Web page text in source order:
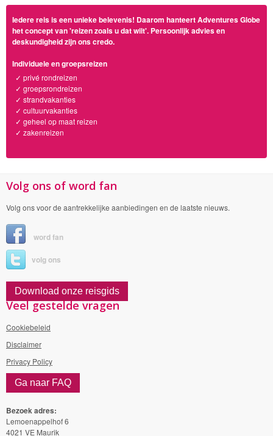
Iedere reis is een unieke belevenis! Daarom hanteert Adventures Globe
het concept van 'reizen zoals u dat wilt'. Persoonlijk advies en
deskundigheid zijn ons credo.
Individuele en groepsreizen
✓ privé rondreizen
✓ groepsrondreizen
✓ strandvakanties
✓ cultuurvakanties
✓ geheel op maat reizen
✓ zakenreizen
Volg ons of word fan
Volg ons voor de aantrekkelijke aanbiedingen en de laatste nieuws.
word fan
volg ons
Download onze reisgids
Veel gestelde vragen
Cookiebeleid
Disclaimer
Privacy Policy
Ga naar FAQ
Bezoek adres:
Lemoenappelhof 6
4021 VE Maurik